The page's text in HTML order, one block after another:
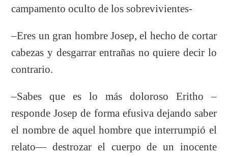
campamento oculto de los sobrevivientes-
–Eres un gran hombre Josep, el hecho de cortar
cabezas y desgarrar entrañas no quiere decir lo
contrario.
–Sabes que es lo más doloroso Eritho –
responde Josep de forma efusiva dejando saber
el nombre de aquel hombre que interrumpió el
relato— destrozar el cuerpo de un inocente